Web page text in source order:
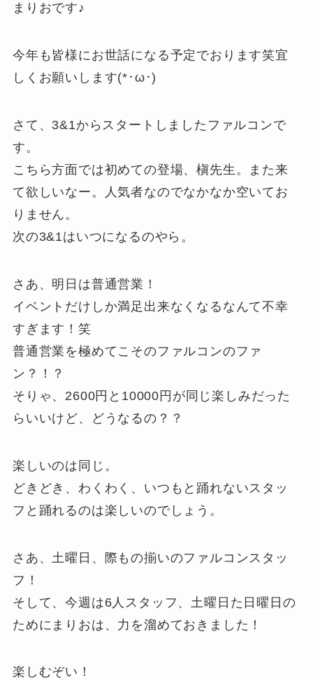
まりおです♪
今年も皆様にお世話になる予定でおります笑宜
しくお願いします(*･ω･)
さて、3&1からスタートしましたファルコンで
す。
こちら方面では初めての登場、槇先生。また来
て欲しいなー。人気者なのでなかなか空いてお
りません。
次の3&1はいつになるのやら。
さあ、明日は普通営業！
イベントだけしか満足出来なくなるなんて不幸
すぎます！笑
普通営業を極めてこそのファルコンのファ
ン？！？
そりゃ、2600円と10000円が同じ楽しみだった
らいいけど、どうなるの？？
楽しいのは同じ。
どきどき、わくわく、いつもと踊れないスタッ
フと踊れるのは楽しいのでしょう。
さあ、土曜日、際もの揃いのファルコンスタッ
フ！
そして、今週は6人スタッフ、土曜日た日曜日の
ためにまりおは、力を溜めておきました！
楽しむぞい！